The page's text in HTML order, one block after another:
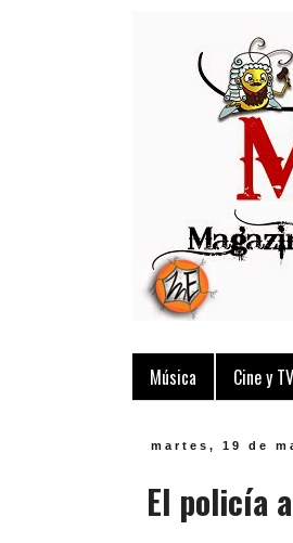
Música Cine y TV
martes, 19 de
El policía